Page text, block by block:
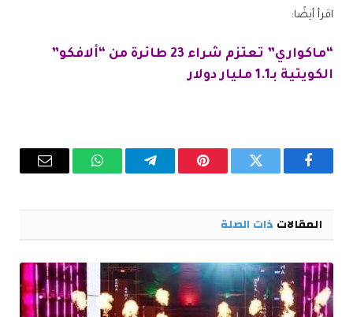
اقرأ أيضًا:
“ماكواري” تعتزم شراء 23 طائرة من “ألافكو”
الكويتية بـ1.1 مليار دولار
فيسبوك تويتر بينتيريستتيلقرام واتساب البريد
المقالات ذات الصلة